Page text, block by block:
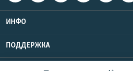
ИНФО
ПОДДЕРЖКА